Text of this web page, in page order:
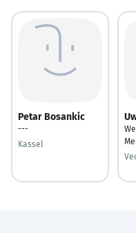
Petar Bosankic
---
Kassel